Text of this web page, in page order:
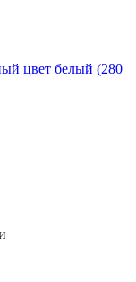
цвет белый (280